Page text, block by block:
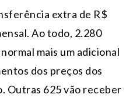
extra de R$
Ao todo, 2.280
mais um adicional
dos preços dos
Outras 625 vão receber